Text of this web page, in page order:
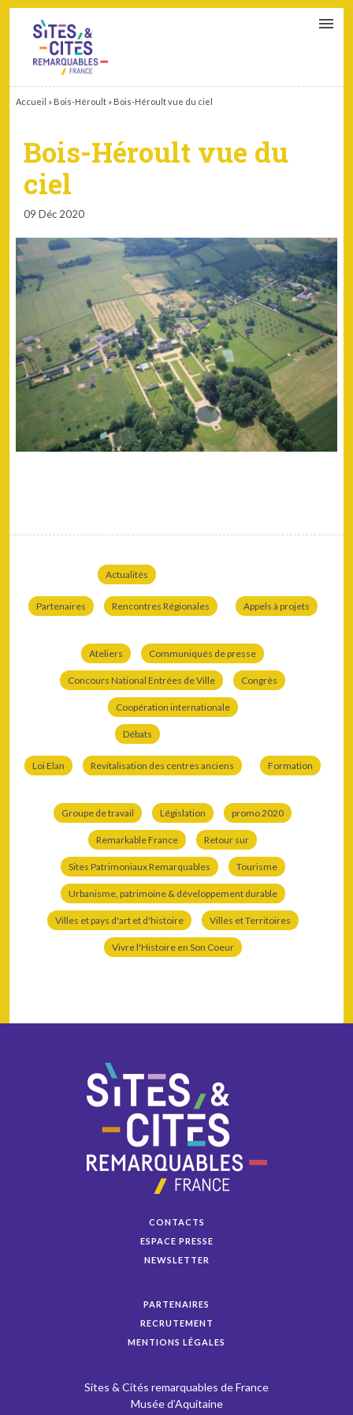
Accueil » Bois-Héroult » Bois-Héroult vue du ciel
Bois-Héroult vue du
ciel
09 Déc 2020
Actualités
Partenaires Rencontres Régionales Appels à projets
Ateliers Communiqués de presse
Concours National Entrées de Ville Congrès
Coopération internationale
Débats
Loi Elan Revitalisation des centres anciens Formation
Groupe de travail Législation promo 2020
Remarkable France Retour sur
Sites Patrimoniaux Remarquables Tourisme
Urbanisme, patrimoine & développement durable
Villes et pays d'art et d'histoire Villes et Territoires
Vivre l'Histoire en Son Coeur
CONTACTS
ESPACE PRESSE
NEWSLETTER
PARTENAIRES
RECRUTEMENT
MENTIONS LÉGALES
Sites & Cités remarquables de France
Musée d’Aquitaine